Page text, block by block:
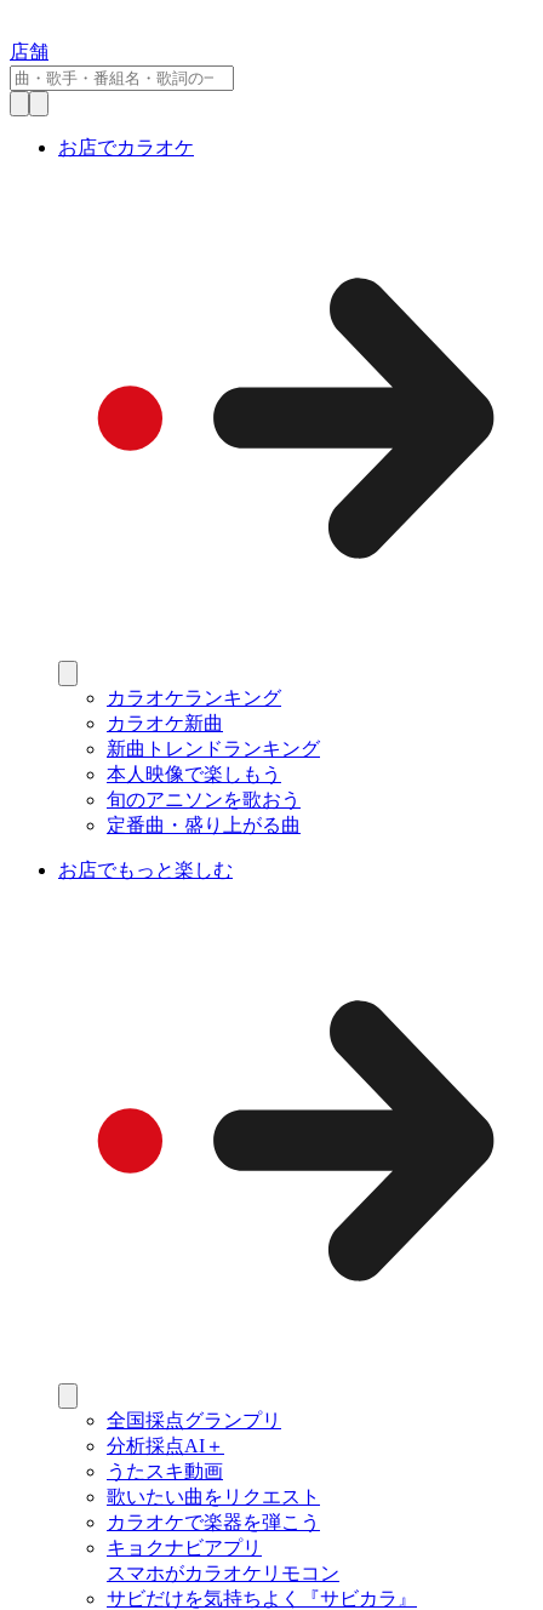
店舗
お店でカラオケ
カラオケランキング
カラオケ新曲
新曲トレンドランキング
本人映像で楽しもう
旬のアニソンを歌おう
定番曲・盛り上がる曲
お店でもっと楽しむ
全国採点グランプリ
分析採点AI＋
うたスキ動画
歌いたい曲をリクエスト
カラオケで楽器を弾こう
キョクナビアプリ
スマホがカラオケリモコン
サビだけを気持ちよく『サビカラ』